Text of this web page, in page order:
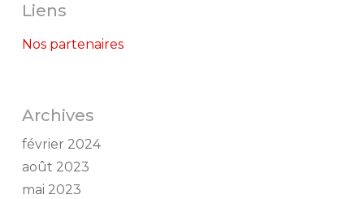
Liens
Nos partenaires
Archives
février 2024
août 2023
mai 2023